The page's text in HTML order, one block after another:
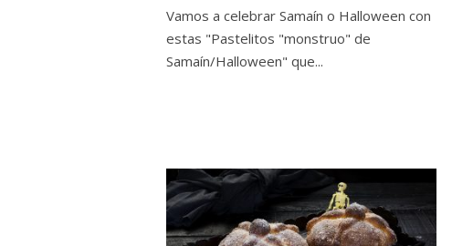
Vamos a celebrar Samaín o Halloween con
estas "Pastelitos "monstruo" de
Samaín/Halloween" que...